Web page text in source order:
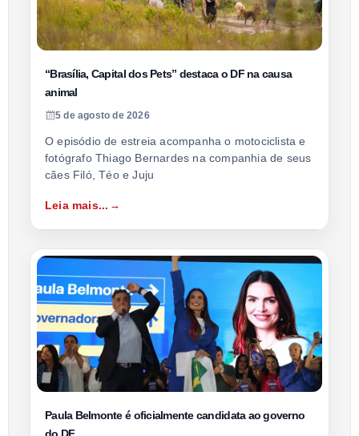
“Brasília, Capital dos Pets” destaca o DF na causa
animal
5 de agosto de 2026
O episódio de estreia acompanha o motociclista e
fotógrafo Thiago Bernardes na companhia de seus
cães Filó, Téo e Juju
Leia mais...
Paula Belmonte é oficialmente candidata ao governo
do DF